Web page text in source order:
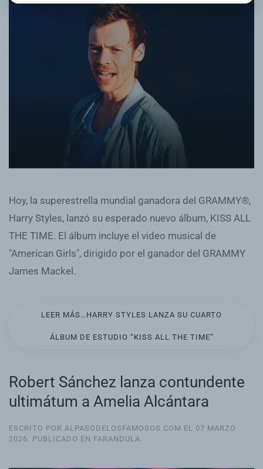
Hoy, la superestrella mundial ganadora del GRAMMY®️,
Harry Styles, lanzó su esperado nuevo álbum, KISS ALL
THE TIME. El álbum incluye el video musical de
"American Girls", dirigido por el ganador del GRAMMY
James Mackel.
LEER MÁS…HARRY STYLES LANZA SU CUARTO
ÁLBUM DE ESTUDIO “KISS ALL THE TIME”
Robert Sánchez lanza contundente
ultimátum a Amelia Alcántara
ESCRITO POR ALPASODELOSFAMOSOS.COM EL 07 MARZO
2026. PUBLICADO EN FARANDULA.